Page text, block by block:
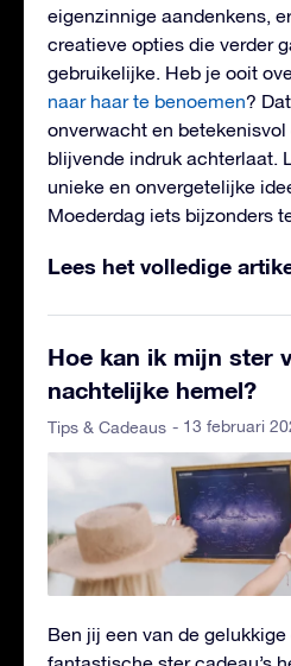
eigenzinnige aandenkens,
creatieve opties die verder
gebruikelijke. Heb je ooit
naar haar te benoemen?
onverwacht en
blijvende indruk achterlaat.
unieke en onvergetelijke
Moederdag iets bijzonders
Lees het volledige
Hoe kan ik mijn ster
nachtelijke hemel?
Tips & Cadeaus - 13 februari
Ben jij een van de